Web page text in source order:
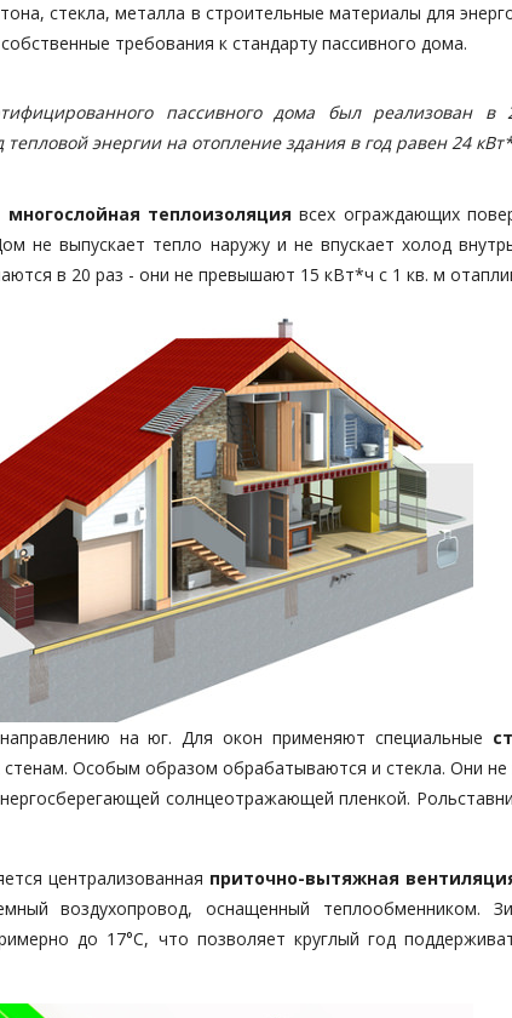
стекла, металла в строительные материалы для
требования к стандарту пассивного дома.
пассивного дома был реализован в
энергии на отопление здания в год равен 24
многослойная теплоизоляция всех ограждающих
не выпускает тепло наружу и не впускает холод
в 20 раз - они не превышают 15 кВт*ч с 1 кв. м
на юг. Для окон применяют специальные
стенам. Особым образом обрабатываются и стекла. Они
солнцеотражающей пленкой.
централизованная приточно-вытяжная
воздухопровод, оснащенный теплообменником.
до 17°C, что позволяет круглый год